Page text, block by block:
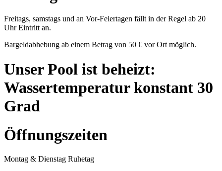
Freitags, samstags und an Vor-Feiertagen fällt in der Regel ab 20
Uhr Eintritt an.
Bargeldabhebung ab einem Betrag von 50 € vor Ort möglich.
Unser Pool ist beheizt:
Wassertemperatur konstant 30
Grad
Öffnungszeiten
Montag & Dienstag Ruhetag